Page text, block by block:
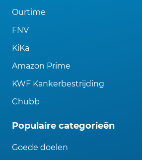
Ourtime
FNV
KiKa
Amazon Prime
KWF Kankerbestrijding
Chubb
Populaire categorieën
Goede doelen